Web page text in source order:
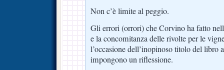
Non c’è limite al peggio.
Gli errori (orrori) che Corvino ha fatto
e la concomitanza delle rivolte per le
l’occasione dell’inopinoso titolo del libro
impongono un riflessione.